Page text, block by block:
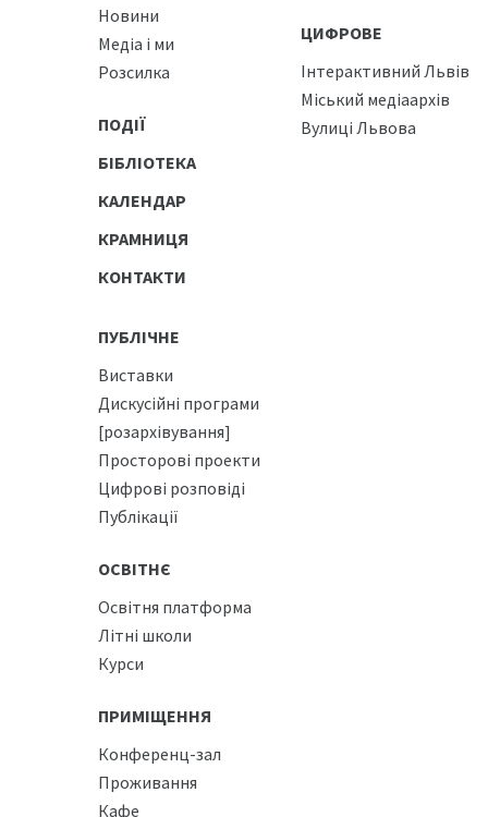
Новини
Медіа і ми
Розсилка
ПОДІЇ
БІБЛІОТЕКА
КАЛЕНДАР
КРАМНИЦЯ
КОНТАКТИ
ЦИФРОВЕ
Інтерактивний Львів
Міський медіаархів
Вулиці Львова
ПУБЛІЧНЕ
Виставки
Дискусійні програми
[розархівування]
Просторові проекти
Цифрові розповіді
Публікації
ОСВІТНЄ
Освітня платформа
Літні школи
Курси
ПРИМІЩЕННЯ
Конференц-зал
Проживання
Кафе